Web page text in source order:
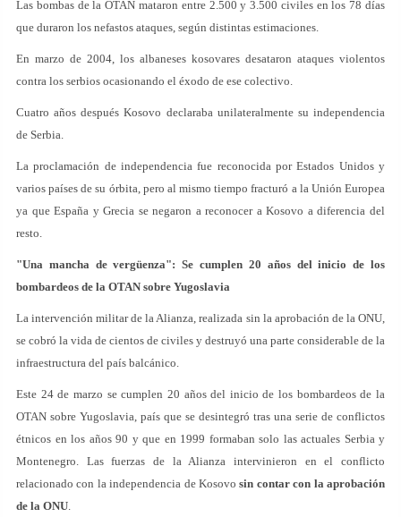
Las bombas de la OTAN mataron entre 2.500 y 3.500 civiles en los 78 días
que duraron los nefastos ataques, según distintas estimaciones.
En marzo de 2004, los albaneses kosovares desataron ataques violentos
contra los serbios ocasionando el éxodo de ese colectivo.
Cuatro años después Kosovo declaraba unilateralmente su independencia
de Serbia.
La proclamación de independencia fue reconocida por Estados Unidos y
varios países de su órbita, pero al mismo tiempo fracturó a la Unión Europea
ya que España y Grecia se negaron a reconocer a Kosovo a diferencia del
resto.
"Una mancha de vergüenza": Se cumplen 20 años del inicio de los
bombardeos de la OTAN sobre Yugoslavia
La intervención militar de la Alianza, realizada sin la aprobación de la ONU,
se cobró la vida de cientos de civiles y destruyó una parte considerable de la
infraestructura del país balcánico.
Este 24 de marzo se cumplen 20 años del inicio de los bombardeos de la
OTAN sobre Yugoslavia, país que se desintegró tras una serie de conflictos
étnicos en los años 90 y que en 1999 formaban solo las actuales Serbia y
Montenegro. Las fuerzas de la Alianza intervinieron en el conflicto
relacionado con la independencia de Kosovosin contar con la aprobación
de la ONU.